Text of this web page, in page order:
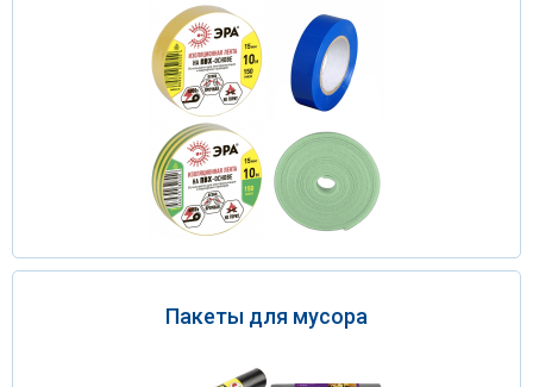
Пакеты для мусора